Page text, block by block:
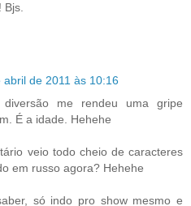
abril de 2011 às 10:16
me rendeu uma gripe
É a idade. Hehehe
veio todo cheio de caracteres
em russo agora? Hehehe
só indo pro show mesmo e